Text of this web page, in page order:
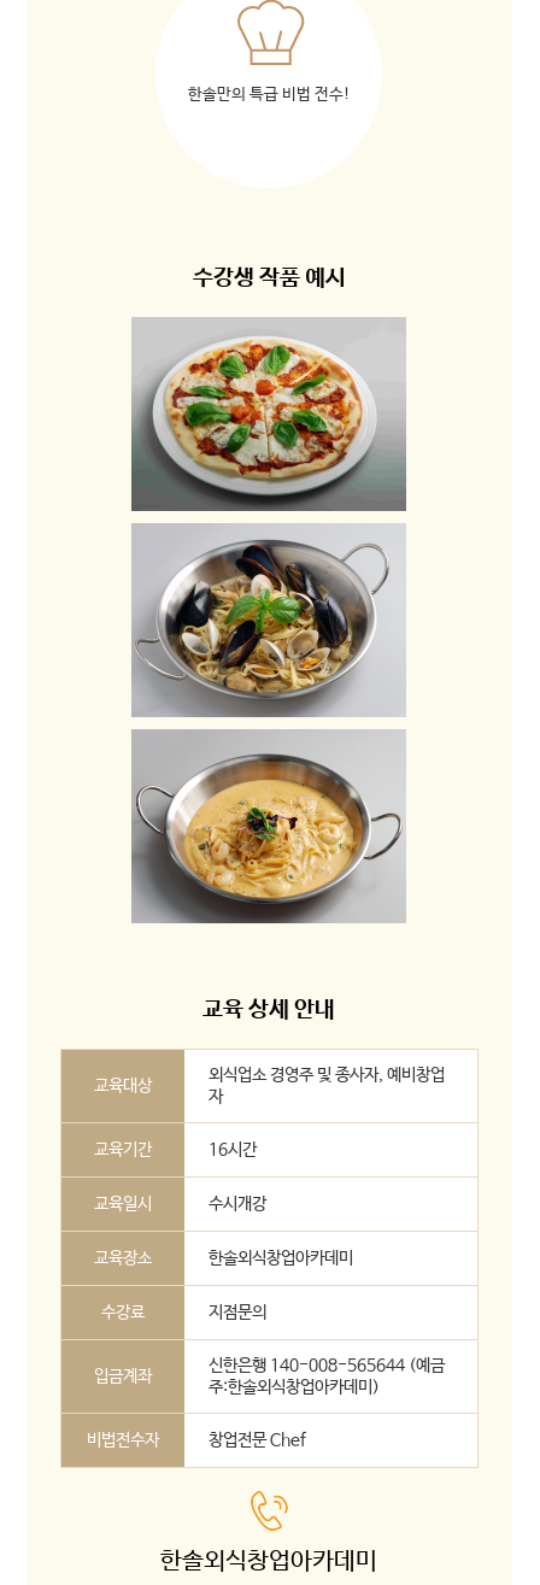
한솔만의 특급 비법 전수!
수강생 작품 예시
교육 상세 안내
교육대상
외식업소 경영주 및 종사자, 예비창업
자
교육기간 16시간
교육일시 수시개강
교육장소 한솔외식창업아카데미
수강료 지점문의
입금계좌
신한은행 140-008-565644 (예금
주:한솔외식창업아카데미)
비법전수자 창업전문 Chef
한솔외식창업아카데미